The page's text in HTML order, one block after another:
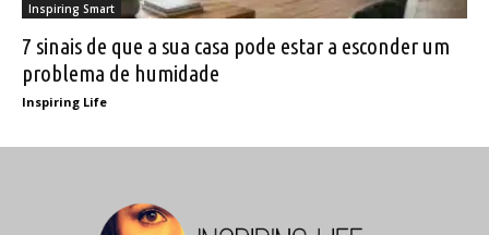
Inspiring Smart
7 sinais de que a sua casa pode estar a esconder um
problema de humidade
Inspiring Life